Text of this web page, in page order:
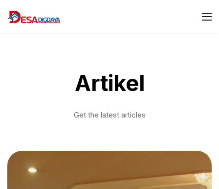
Artikel
Get the latest articles